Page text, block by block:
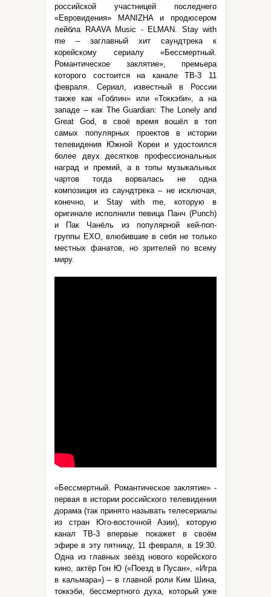
российской участницей последнего
«Евровидения» MANIZHA и продюсером
лейбла RAAVA Music - ELMAN. Stay with
me – заглавный хит саундтрека к
корейскому сериалу «Бессмертный.
Романтическое заклятие», премьера
которого состоится на канале ТВ-3 11
февраля. Сериал, известный в России
также как «Гоблин» или «Токкэби», а на
западе – как The Guardian: The Lonely and
Great God, в своё время вошёл в топ
самых популярных проектов в истории
телевидения Южной Кореи и удостоился
более двух десятков профессиональных
наград и премий, а в топы музыкальных
чартов тогда ворвалась не одна
композиция из саундтрека – не исключая,
конечно, и Stay with me, которую в
оригинале исполнили певица Панч (Punch)
и Пак Чанёль из популярной кей-поп-
группы EXO, влюбившие в себя не только
местных фанатов, но зрителей по всему
миру.
«Бессмертный. Романтическое заклятие» -
первая в истории российского телевидения
дорама (так принято называть телесериалы
из стран Юго-восточной Азии), которую
канал ТВ-3 впервые покажет в своём
эфире в эту пятницу, 11 февраля, в 19:30.
Одна из главных звёзд нового корейского
кино, актёр Гон Ю («Поезд в Пусан», «Игра
в кальмара») – в главной роли Ким Шина,
токкэби, бессмертного духа, который уже